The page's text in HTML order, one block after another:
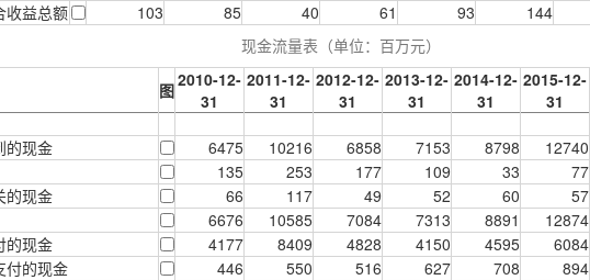
收益总额
103 85 40 61 93 144
现金流量表（单位： 百万元）
图2010-12-
31
2011-12-
31
2012-12-
31
2013-12-
31
2014-12-
31
2015-12-
31
的现金
6475 10216 6858 7153 8798 12740
135 253 177 109 33 77
的现金
66 117 49 52 60 57
6676 10585 7084 7313 8891 12874
的现金
4177 8409 4828 4150 4595 6084
付的现金
446 550 516 627 708 894